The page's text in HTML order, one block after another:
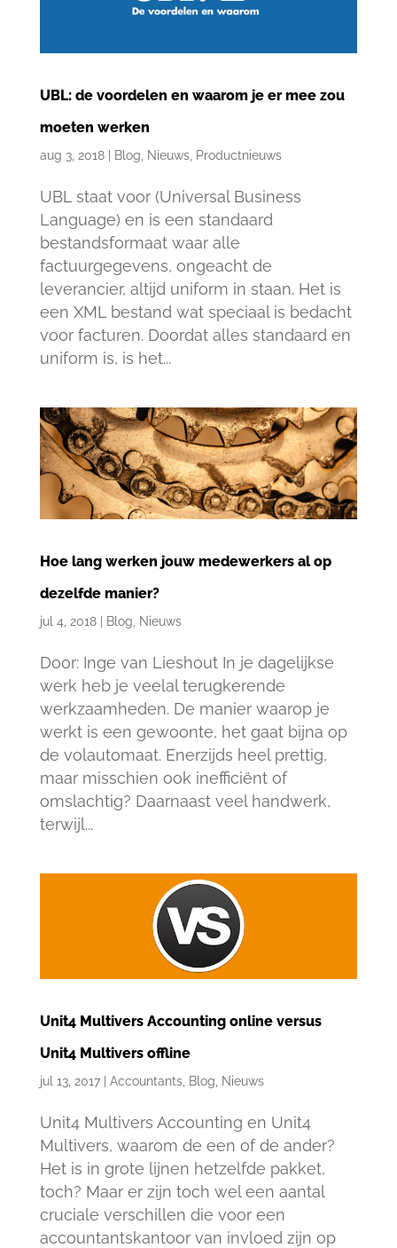
UBL: de voordelen en waarom je er mee zou
moeten werken
aug 3, 2018| Blog Nieuws, Productnieuws
UBL staat voor (Universal Business
Language) en is een standaard
bestandsformaat waar alle
factuurgegevens, ongeacht de
leverancier, altijd uniform in staan. Het is
een XML bestand wat speciaal is bedacht
voor facturen. Doordat alles standaard en
uniform is, is het...
Hoe lang werken jouw medewerkers al op
dezelfde manier?
jul 4, 2018| Blog, Nieuws
Door: Inge van Lieshout In je dagelijkse
werk heb je veelal terugkerende
werkzaamheden. De manier waarop je
werkt is een gewoonte, het gaat bijna op
de volautomaat. Enerzijds heel prettig,
maar misschien ook inefficiënt of
omslachtig? Daarnaast veel handwerk,
terwijl...
Unit4 Multivers Accounting online versus
Unit4 Multivers offline
jul 13, 2017| Accountants, Blog Nieuws
Unit4 Multivers Accounting en Unit4
Multivers, waarom de een of de ander?
Het is in grote lijnen hetzelfde pakket,
toch? Maar er zijn toch wel een aantal
cruciale verschillen die voor een
accountantskantoor van invloed zijn op